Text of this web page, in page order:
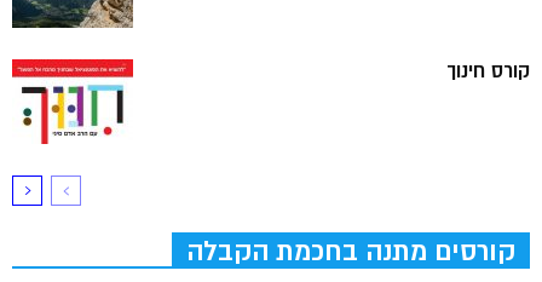
קורס חינוך
קורסים מתנה בחכמת הקבלה